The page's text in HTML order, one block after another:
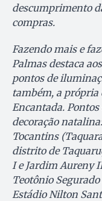
descumprimento
compras.
Fazendo mais e
Palmas destaca
pontos de
também, a própria
Encantada.
decoração
Tocantins
distrito de
I e Jardim Aureny
Teotônio
Estádio Nilton